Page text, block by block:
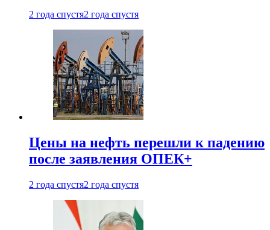
2 года спустя2 года спустя
Цены на нефть перешли к падению
после заявления ОПЕК+
2 года спустя2 года спустя